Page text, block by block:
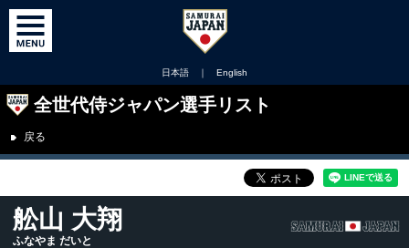
日本語 ｜ English
全世代侍ジャパン選手リスト
戻る
舩山 大翔
ふなやま だいと